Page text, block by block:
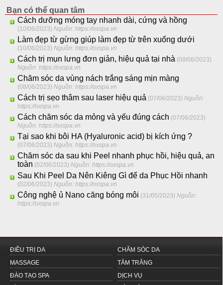
Bạn có thể quan tâm
Cách dưỡng móng tay nhanh dài, cứng và hồng
(10/06/2023)Nguồn: https://oxspa.vn
Làm đẹp từ gừng giúp làm đẹp từ trên xuống dưới
(10/06/2023)Nguồn: https://oxspa.vn
Cách trị mụn lưng đơn giản, hiệu quả tại nhà (08/06/2023)
Nguồn: https://oxspa.vn
Chăm sóc da vùng nách trắng sáng mịn màng
(08/06/2023)Nguồn: https://oxspa.vn
Cách trị sẹo thâm sau laser hiệu quả (07/06/2023)Nguồn:
https://oxspa.vn
Cách chăm sóc da mỏng và yếu đúng cách (07/06/2023)
Nguồn: https://oxspa.vn
Tại sao khi bôi HA (Hyaluronic acid) bị kích ứng ?
(07/06/2023)Nguồn: https://oxspa.vn
Chăm sóc da sau khi Peel nhanh phục hồi, hiệu quả, an
toàn (02/06/2023)Nguồn: https://oxspa.vn
Sau Khi Peel Da Nên Kiêng Gì để da Phục Hồi nhanh
(02/06/2023)Nguồn: https://oxspa.vn
Công nghệ ủ Nano căng bóng môi (31/05/2023)Nguồn:
https://oxspa.vn
ĐIỀU TRỊ DA
CHĂM SÓC DA
MASSAGE
TẮM TRẮNG
ĐÀO TẠO SPA
DỊCH VỤ